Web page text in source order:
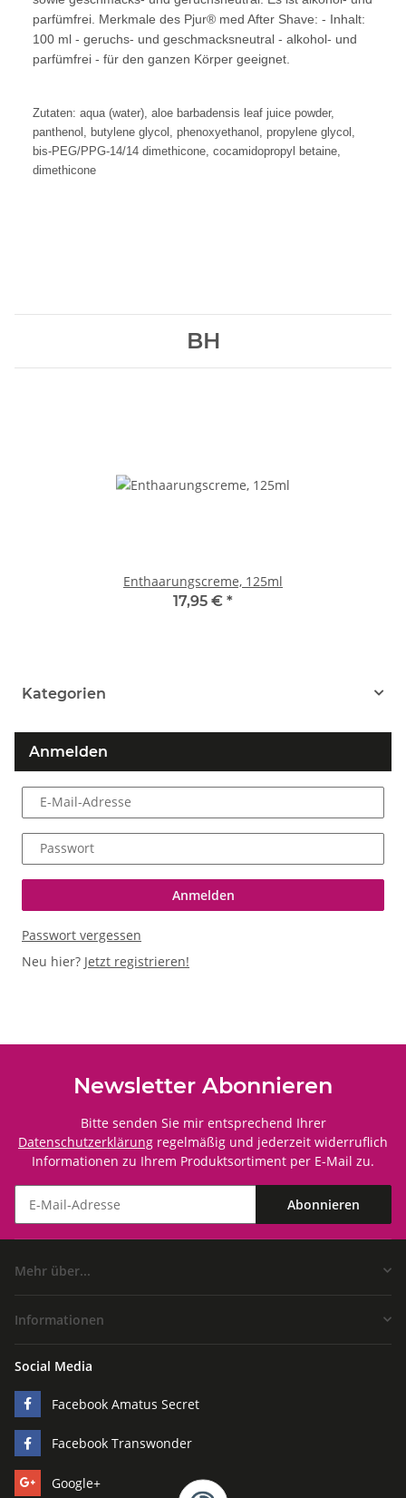
parfümfrei. Merkmale des Pjur® med After Shave: - Inhalt:
100 ml - geruchs- und geschmacksneutral - alkohol- und
parfümfrei - für den ganzen Körper geeignet.
Zutaten: aqua (water), aloe barbadensis leaf juice powder,
panthenol, butylene glycol, phenoxyethanol, propylene glycol,
bis-PEG/PPG-14/14 dimethicone, cocamidopropyl betaine,
dimethicone
BH
Enthaarungscreme, 125ml
17,95 € *
Kategorien
Anmelden
E-Mail-Adresse
Passwort
Anmelden
Passwort vergessen
Neu hier? Jetzt registrieren!
Newsletter Abonnieren
Bitte senden Sie mir entsprechend Ihrer
Datenschutzerklärung regelmäßig und jederzeit widerruflich
Informationen zu Ihrem Produktsortiment per E-Mail zu.
Abonnieren
Mehr über...
Informationen
Social Media
Facebook Amatus Secret
Facebook Transwonder
Google+